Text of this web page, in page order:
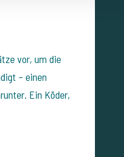
vor, um die
– einen
Ein Köder,